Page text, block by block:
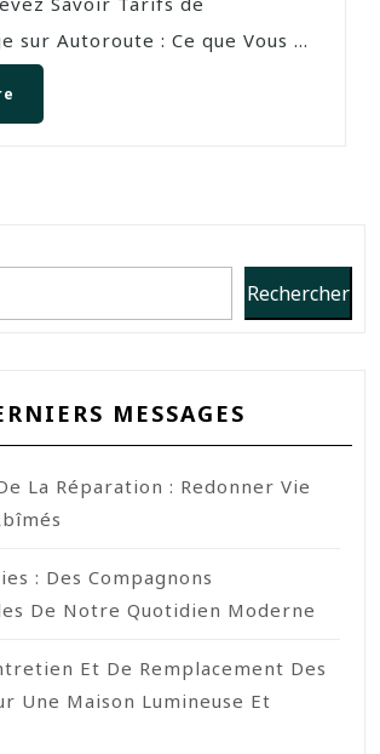
sur Autoroute : Ce que Vous ...
Rechercher
MESSAGES
La Réparation : Redonner Vie
: Des Compagnons
De Notre Quotidien Moderne
Et De Remplacement Des
Une Maison Lumineuse Et